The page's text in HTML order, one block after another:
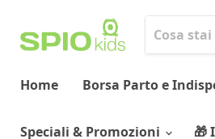
Home Borsa Parto e
Speciali & Promozioni 🎁